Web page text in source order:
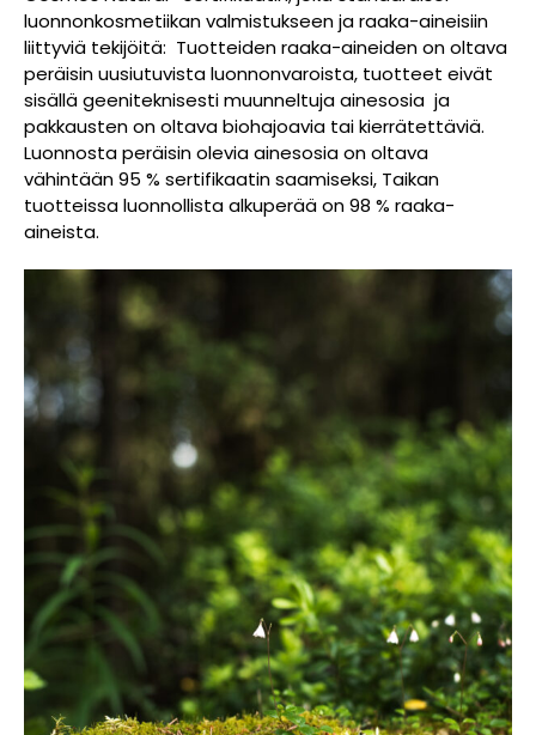
luonnonkosmetiikan valmistukseen ja raaka-aineisiin
liittyviä tekijöitä: Tuotteiden raaka-aineiden on oltava
peräisin uusiutuvista luonnonvaroista, tuotteet eivät
sisällä geeniteknisesti muunneltuja ainesosia ja
pakkausten on oltava biohajoavia tai kierrätettäviä.
Luonnosta peräisin olevia ainesosia on oltava
vähintään 95 % sertifikaatin saamiseksi, Taikan
tuotteissa luonnollista alkuperää on 98 % raaka-
aineista.